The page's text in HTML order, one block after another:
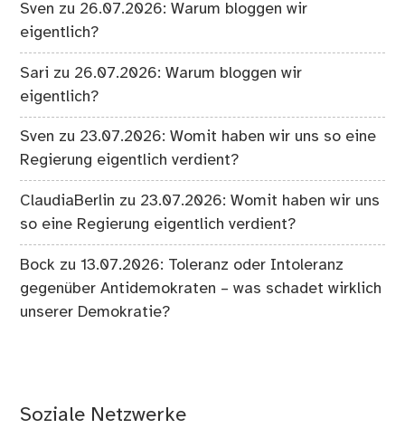
Sven zu 26.07.2026: Warum bloggen wir
eigentlich?
Sari zu 26.07.2026: Warum bloggen wir
eigentlich?
Sven zu 23.07.2026: Womit haben wir uns so eine
Regierung eigentlich verdient?
ClaudiaBerlin zu 23.07.2026: Womit haben wir uns
so eine Regierung eigentlich verdient?
Bock zu13.07.2026: Toleranz oder Intoleranz
gegenüber Antidemokraten – was schadet wirklich
unserer Demokratie?
Soziale Netzwerke